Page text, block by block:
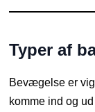
Typer af
Bevægelse er
komme ind og